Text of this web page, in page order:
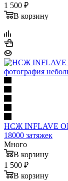
1 500 ₽
В корзину
НСЖ INFLAVE
18000 затяжек
Много
В корзину
1 500 ₽
В корзину